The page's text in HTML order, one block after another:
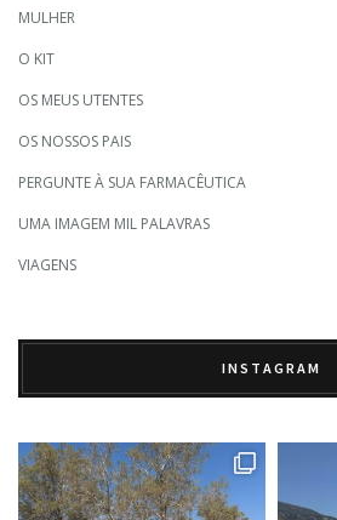
MULHER
O KIT
OS MEUS UTENTES
OS NOSSOS PAIS
PERGUNTE À SUA FARMACÊUTICA
UMA IMAGEM MIL PALAVRAS
VIAGENS
INSTAGRAM